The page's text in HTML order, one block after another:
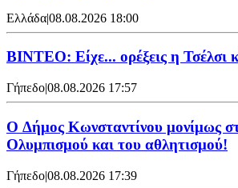
Ελλάδα|08.08.2026 18:00
BINTEO: Είχε... ορέξεις η Τσέλσι
Γήπεδο|08.08.2026 17:57
O Δήμος Κωνσταντίνου μονίμως
Ολυμπισμού και του αθλητισμού!
Γήπεδο|08.08.2026 17:39